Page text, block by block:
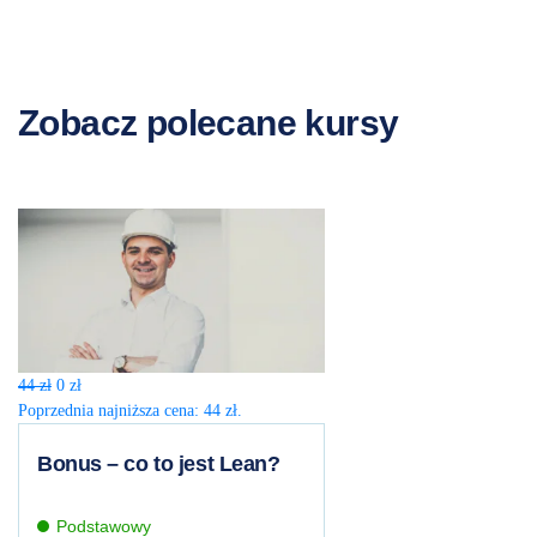
Zobacz polecane kursy
44zł Pierwotna
cena
44 zł.
0 złAktualna
cena
0 zł.
Poprzednia najniższa cena: 44 zł
Bonus – co to jest Lean?
Podstawowy